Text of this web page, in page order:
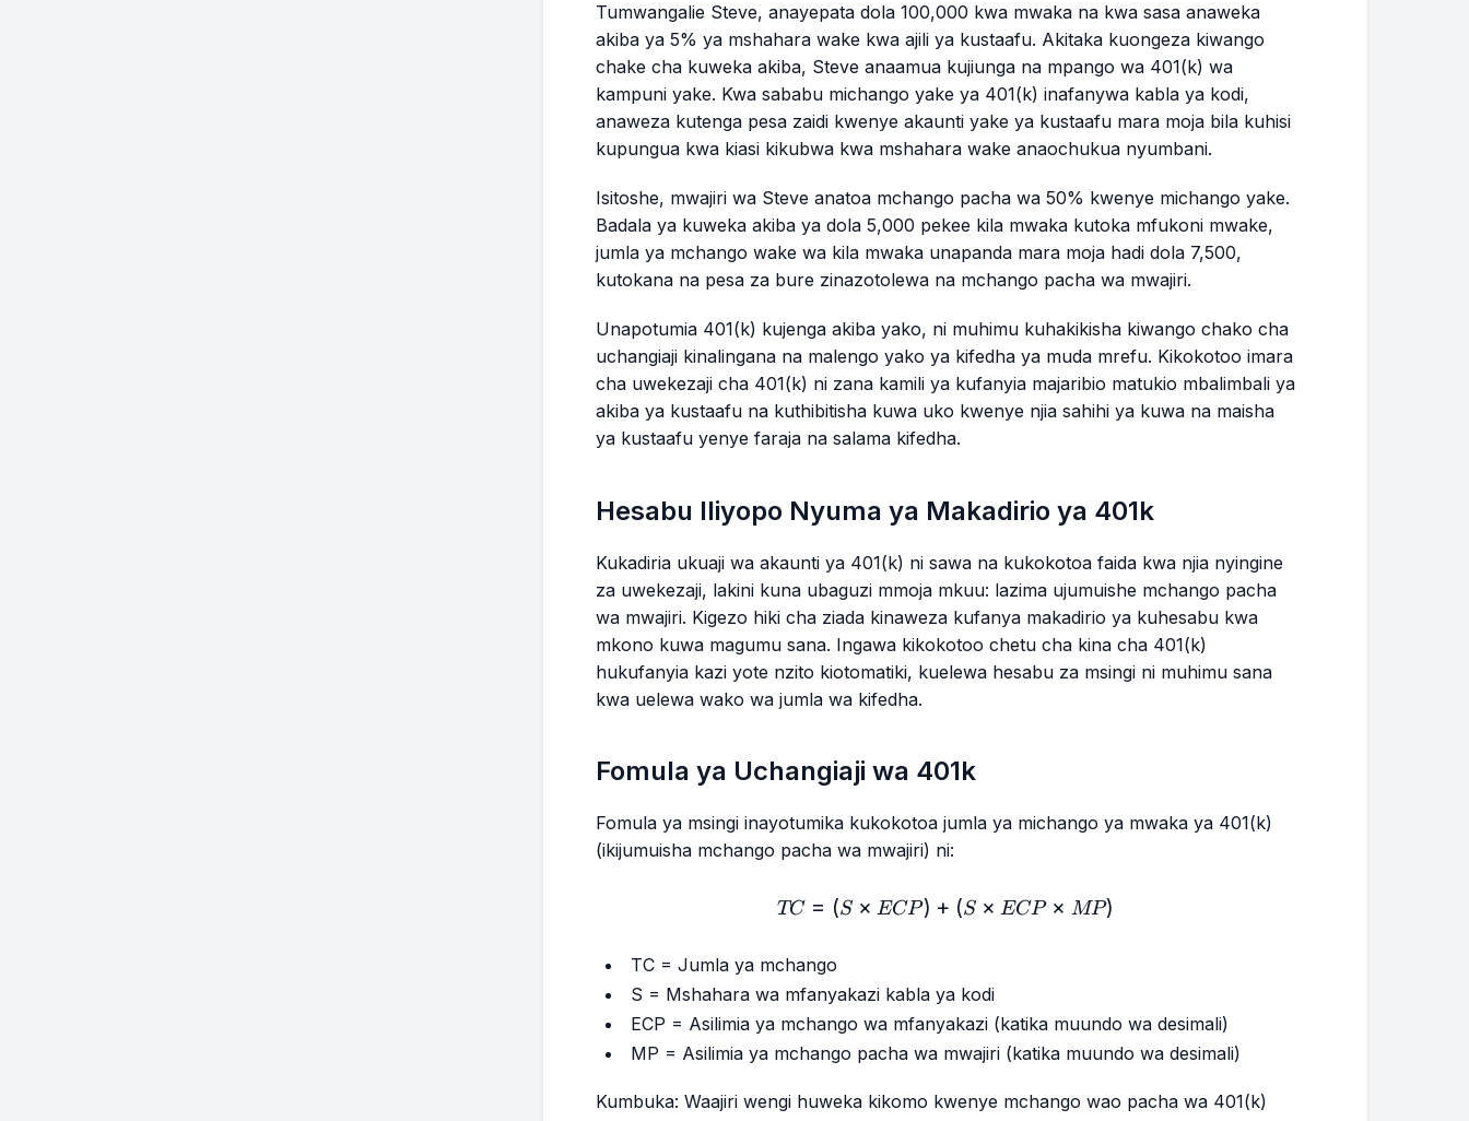
Tumwangalie Steve, anayepata dola 100,000 kwa mwaka na kwa sasa anaweka
akiba ya 5% ya mshahara wake kwa ajili ya kustaafu. Akitaka kuongeza kiwango
chake cha kuweka akiba, Steve anaamua kujiunga na mpango wa 401(k) wa
kampuni yake. Kwa sababu michango yake ya 401(k) inafanywa kabla ya kodi,
anaweza kutenga pesa zaidi kwenye akaunti yake ya kustaafu mara moja bila kuhisi
kupungua kwa kiasi kikubwa kwa mshahara wake anaochukua nyumbani.
Isitoshe, mwajiri wa Steve anatoa mchango pacha wa 50% kwenye michango yake.
Badala ya kuweka akiba ya dola 5,000 pekee kila mwaka kutoka mfukoni mwake,
jumla ya mchango wake wa kila mwaka unapanda mara moja hadi dola 7,500,
kutokana na pesa za bure zinazotolewa na mchango pacha wa mwajiri.
Unapotumia 401(k) kujenga akiba yako, ni muhimu kuhakikisha kiwango chako cha
uchangiaji kinalingana na malengo yako ya kifedha ya muda mrefu. Kikokotoo imara
cha uwekezaji cha 401(k) ni zana kamili ya kufanyia majaribio matukio mbalimbali ya
akiba ya kustaafu na kuthibitisha kuwa uko kwenye njia sahihi ya kuwa na maisha
ya kustaafu yenye faraja na salama kifedha.
Hesabu Iliyopo Nyuma ya Makadirio ya 401k
Kukadiria ukuaji wa akaunti ya 401(k) ni sawa na kukokotoa faida kwa njia nyingine
za uwekezaji, lakini kuna ubaguzi mmoja mkuu: lazima ujumuishe mchango pacha
wa mwajiri. Kigezo hiki cha ziada kinaweza kufanya makadirio ya kuhesabu kwa
mkono kuwa magumu sana. Ingawa kikokotoo chetu cha kina cha 401(k)
hukufanyia kazi yote nzito kiotomatiki, kuelewa hesabu za msingi ni muhimu sana
kwa uelewa wako wa jumla wa kifedha.
Fomula ya Uchangiaji wa 401k
Fomula ya msingi inayotumika kukokotoa jumla ya michango ya mwaka ya 401(k)
(ikijumuisha mchango pacha wa mwajiri) ni:
TC = (S × ECP) + (S × ECP × MP)
TC = (S × ECP) + (S × ECP × MP)
TC = Jumla ya mchango
S = Mshahara wa mfanyakazi kabla ya kodi
ECP = Asilimia ya mchango wa mfanyakazi (katika muundo wa desimali)
MP = Asilimia ya mchango pacha wa mwajiri (katika muundo wa desimali)
Kumbuka: Waajiri wengi huweka kikomo kwenye mchango wao pacha wa 401(k)